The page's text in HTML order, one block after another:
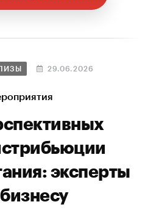
29.06.2026
эксперты